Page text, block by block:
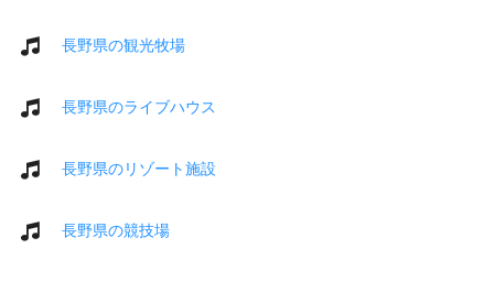
長野県の観光牧場
長野県のライブハウス
長野県のリゾート施設
長野県の競技場